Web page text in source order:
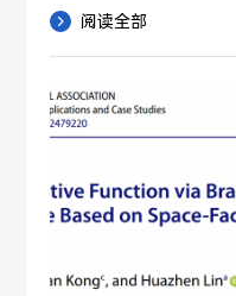
Responses-Assisted
e Analysis”被统计学
(matrix network data)
节点对应𝑛维响应变量
阅读全部